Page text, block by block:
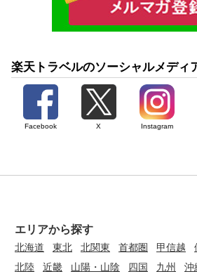
楽天トラベルのソーシャルメディ
Facebook X Instagram
エリアから探す
北海道 東北 北関東 首都圏 甲信越
北陸 近畿 山陽・山陰 四国 九州 沖